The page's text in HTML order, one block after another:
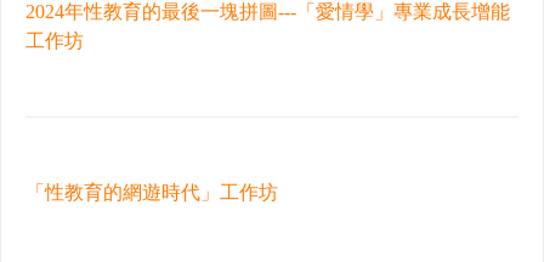
2024年性教育的最後一塊拼圖---「愛情學」專業成長增能
工作坊
「性教育的網遊時代」工作坊